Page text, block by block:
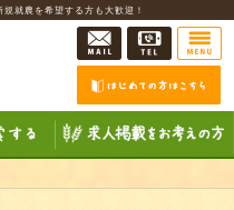
就農を希望する方も大歓迎！